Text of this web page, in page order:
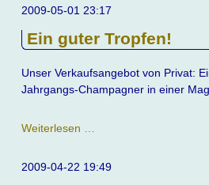
2009-05-01 23:17
Ein guter Tropfen!
Unser Verkaufsangebot von Privat:
Jahrgangs-Champagner in einer
Weiterlesen …
Tropfen!
2009-04-22 19:49